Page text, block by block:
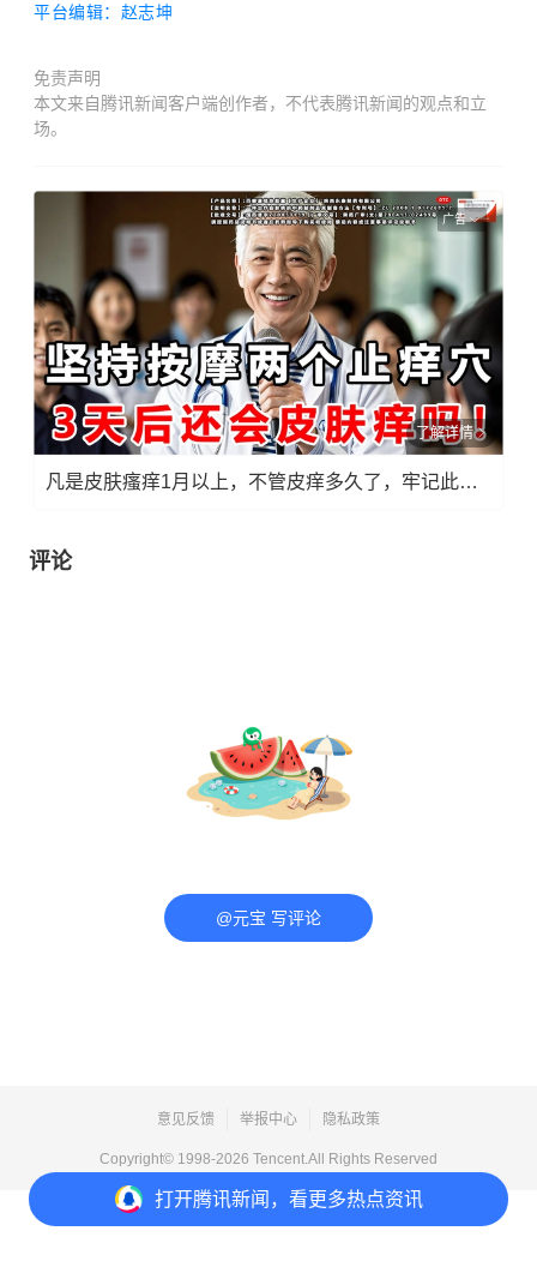
平台编辑： 赵志坤
免责声明
本文来自腾讯新闻客户端创作者，不代表腾讯新闻的观点和立
场。
打开腾讯新闻，看更多热点资讯
广告
了解详情
凡是皮肤瘙痒1月以上，不管皮痒多久了，牢记此法，快！准！狠！
评论
@元宝 写评论
意见反馈 举报中心 隐私政策
Copyright© 1998-2026 Tencent.All Rights Reserved